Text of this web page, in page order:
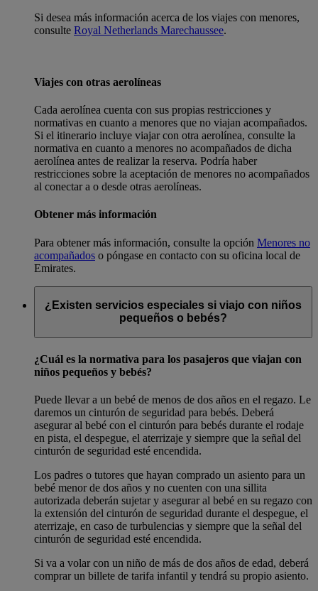
Si desea más información acerca de los viajes con menores,
consulte Royal Netherlands Marechaussee.
Viajes con otras aerolíneas
Cada aerolínea cuenta con sus propias restricciones y
normativas en cuanto a menores que no viajan acompañados.
Si el itinerario incluye viajar con otra aerolínea, consulte la
normativa en cuanto a menores no acompañados de dicha
aerolínea antes de realizar la reserva. Podría haber
restricciones sobre la aceptación de menores no acompañados
al conectar a o desde otras aerolíneas.
Obtener más información
Para obtener más información, consulte la opción Menores no
acompañados o póngase en contacto con su oficina local de
Emirates.
¿Existen servicios especiales si viajo con niños
pequeños o bebés?
¿Cuál es la normativa para los pasajeros que viajan con
niños pequeños y bebés?
Puede llevar a un bebé de menos de dos años en el regazo. Le
daremos un cinturón de seguridad para bebés. Deberá
asegurar al bebé con el cinturón para bebés durante el rodaje
en pista, el despegue, el aterrizaje y siempre que la señal del
cinturón de seguridad esté encendida.
Los padres o tutores que hayan comprado un asiento para un
bebé menor de dos años y no cuenten con una sillita
autorizada deberán sujetar y asegurar al bebé en su regazo con
la extensión del cinturón de seguridad durante el despegue, el
aterrizaje, en caso de turbulencias y siempre que la señal del
cinturón de seguridad esté encendida.
Si va a volar con un niño de más de dos años de edad, deberá
comprar un billete de tarifa infantil y tendrá su propio asiento.